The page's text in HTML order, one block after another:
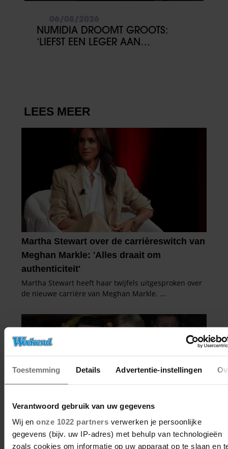
Toestemming Details Advertentie-instellingen
Verantwoord gebruik van uw gegevens
Wij en onze 1022 partnersverwerken je persoonlijke
gegevens (bijv. uw IP-adres) met behulp van technologieën
zoals cookies om informatie op uw apparaat op te slaan en
NUMIDIA DROOMT GROOTS:
‘LIEFST EEN LEGER AAN